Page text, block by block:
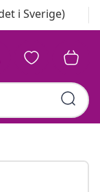
i Sverige)